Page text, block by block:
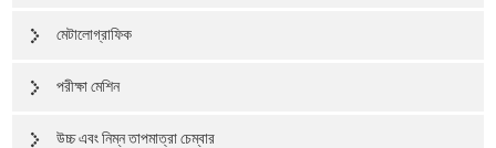
মেটালোগ্রাফিক
পরীক্ষা মেশিন
উচ্চ এবং নিম্ন তাপমাত্রা চেম্বার